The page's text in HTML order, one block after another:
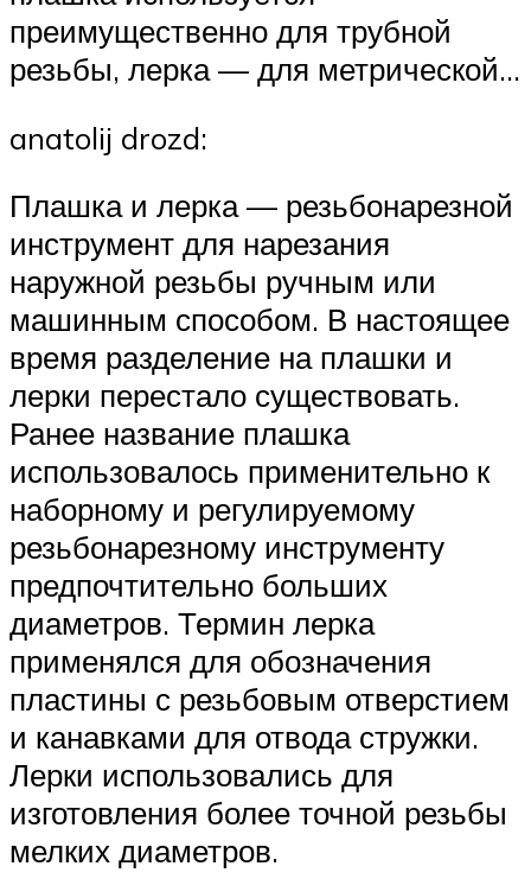
преимущественно для трубной
резьбы, лерка — для метрической…
anatolij drozd:
Плашка и лерка — резьбонарезной
инструмент для нарезания
наружной резьбы ручным или
машинным способом. В настоящее
время разделение на плашки и
лерки перестало существовать.
Ранее название плашка
использовалось применительно к
наборному и регулируемому
резьбонарезному инструменту
предпочтительно больших
диаметров. Термин лерка
применялся для обозначения
пластины с резьбовым отверстием
и канавками для отвода стружки.
Лерки использовались для
изготовления более точной резьбы
мелких диаметров.